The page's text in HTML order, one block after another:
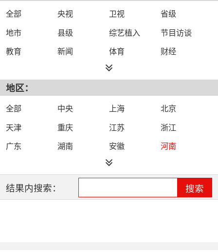
全部 央视 卫视
省级
地市
县级 综艺植入
节目访谈
教育
新闻 体育
财经
科技
都市
文化
文艺 娱乐
影视
电影
生活 电视剧
综合
时尚
民生 IPTV智能电视
数字电视
站）
地区：
全部 中央 上海
北京
天津
重庆 江苏
浙江
广东
湖南 安徽
河南
四川
辽宁
山西
海南 陕西
甘肃
结果内搜索： 搜索